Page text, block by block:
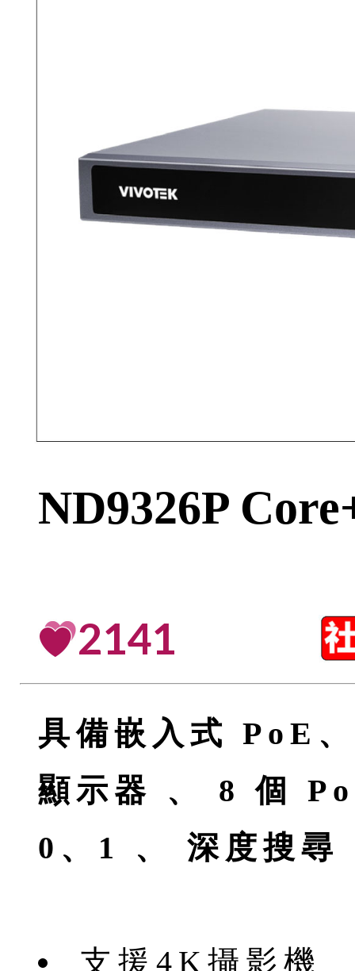
ND9326P
2141
具備嵌入式 PoE
顯示器 、 8 個
0、1 、 深度搜尋
支援4K攝影機